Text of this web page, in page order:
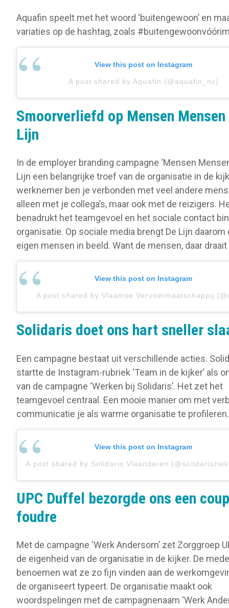
Aquafin speelt met het woord ‘buitengewoon’ en
variaties op de hashtag, zoals
View this post on Instagram
A post shared by Aquafin (@aquafin_nv)
Smoorverliefd op Mensen Mensen
Lijn
In de employer branding campagne ‘Mensen
Lijn een belangrijke troef van de organisatie in de
werknemer ben je verbonden met veel andere
alleen met je collega’s, maar ook met de reizigers.
benadrukt het teamgevoel en het sociale contact
organisatie. Op sociale media brengt De Lijn daarom
eigen mensen in beeld. Want de mensen, daar
View this post on Instagram
A post shared by Vlaamse Vervoermaatschappij
Solidaris doet ons hart sneller
Een campagne bestaat uit verschillende acties.
startte de Instagram-rubriek ‘Team in de kijker’ als
van de campagne ‘Werken bij Solidaris’. Het zet het
teamgevoel centraal. Een mooie manier om met
communicatie je als warme organisatie te profileren.
View this post on Instagram
A post shared by Solidaris Vlaanderen
UPC Duffel bezorgde ons een
foudre
Met de campagne ‘Werk Andersom’ zet Zorggroep
de eigenheid van de organisatie in de kijker. De
benoemen wat ze zo fijn vinden aan de
de organiseert typeert. De organisatie maakt ook
woordspelingen met de campagnenaam ‘Werk